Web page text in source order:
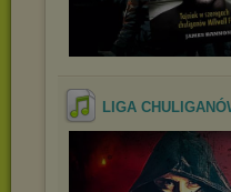
LIGA